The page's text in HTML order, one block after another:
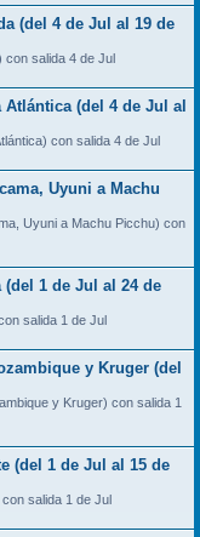
(del 4 de Jul al 19 de
con salida 4 de Jul
(del 4 de Jul al
con salida 4 de Jul
Uyuni a Machu
Uyuni a Machu Picchu) con
1 de Jul al 24 de
salida 1 de Jul
y Kruger (del
y Kruger) con salida 1
(del 1 de Jul al 15 de
salida 1 de Jul